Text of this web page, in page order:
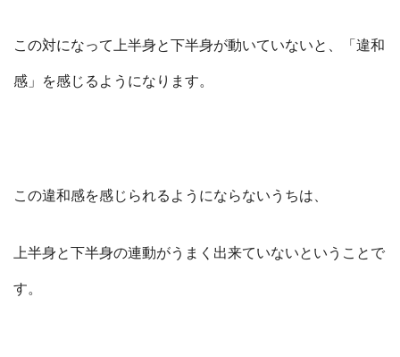
この対になって上半身と下半身が動いていないと、「違和
感」を感じるようになります。
この違和感を感じられるようにならないうちは、
上半身と下半身の連動がうまく出来ていないということで
す。